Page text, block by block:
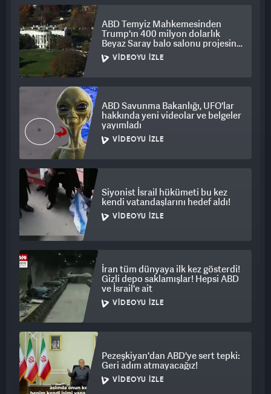
ABD Temyiz Mahkemesinden
Trump'ın 400 milyon dolarlık
Beyaz Saray balo salonu projesine
engelVIDEOYU İZLE
ABD Savunma Bakanlığı, UFO'lar
hakkında yeni videolar ve belgeler
yayımladı
VIDEOYU İZLE
Siyonist İsrail hükümeti bu kez
kendi vatandaşlarını hedef aldı!
VIDEOYU İZLE
İran tüm dünyaya ilk kez gösterdi!
Gizli depo saklamışlar! Hepsi ABD
ve İsrail'e ait
VIDEOYU İZLE
Pezeşkiyan'dan ABD'ye sert tepki:
Geri adım atmayacağız!
VIDEOYU İZLE